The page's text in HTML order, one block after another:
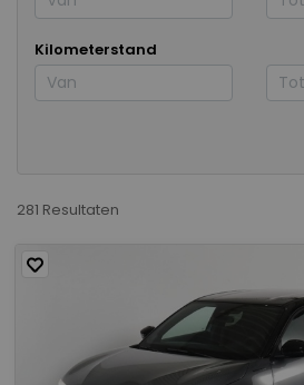
Kilometerstand
281 Resultaten